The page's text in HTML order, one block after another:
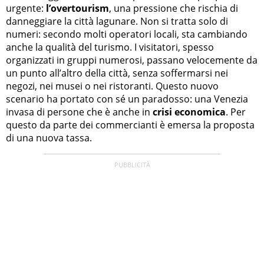
urgente: l’overtourism, una pressione che rischia di
danneggiare la città lagunare. Non si tratta solo di
numeri: secondo molti operatori locali, sta cambiando
anche la qualità del turismo. I visitatori, spesso
organizzati in gruppi numerosi, passano velocemente da
un punto all’altro della città, senza soffermarsi nei
negozi, nei musei o nei ristoranti. Questo nuovo
scenario ha portato con sé un paradosso: una Venezia
invasa di persone che è anche in crisi economica. Per
questo da parte dei commercianti è emersa la proposta
di una nuova tassa.